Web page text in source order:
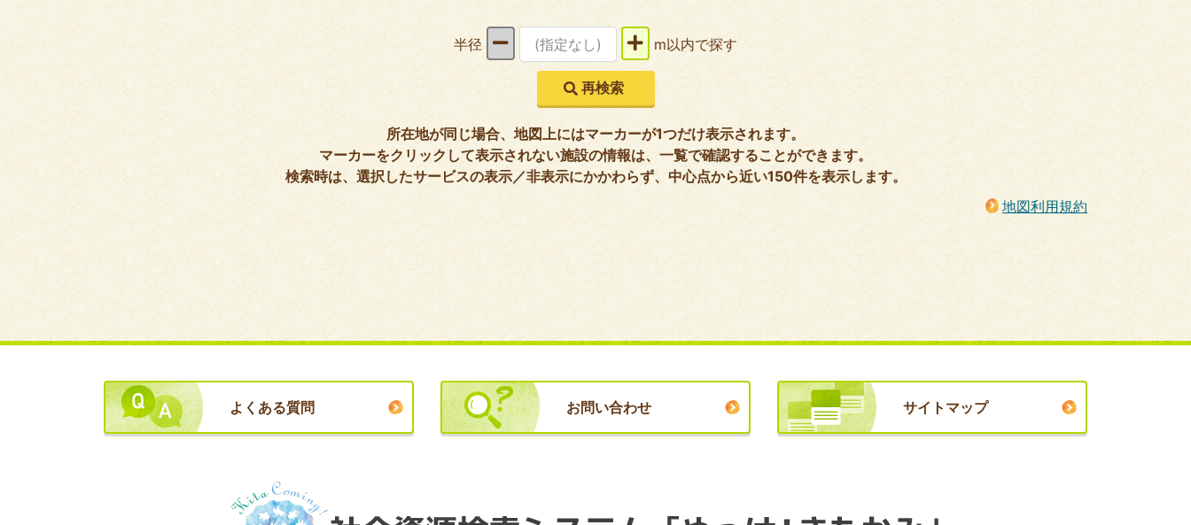
表示
ハビリテーション
（デイケア）
半径 m以内で探す
所在地が同じ場合、地図上にはマーカーが1つだけ表示されます。
マーカーをクリックして表示されない施設の情報は、一覧で確認することができます。
検索時は、選択したサービスの表示／非表示にかかわらず、中心点から近い150件を表示します。
地図利用規約
よくある質問 お問い合わせ サイトマップ